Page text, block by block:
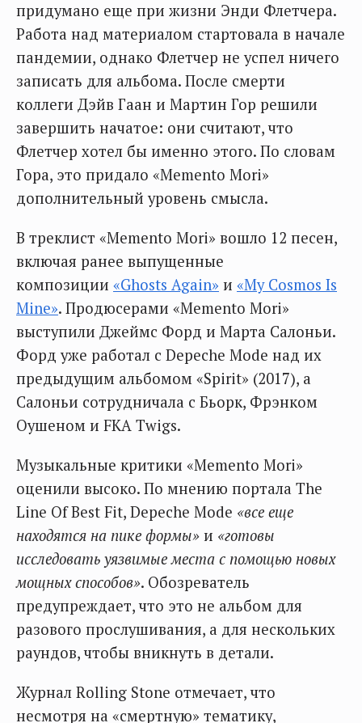
придумано еще при жизни Энди Флетчера.
Работа над материалом стартовала в начале
пандемии, однако Флетчер не успел ничего
записать для альбома. После смерти
коллеги Дэйв Гаан и Мартин Гор решили
завершить начатое: они считают, что
Флетчер хотел бы именно этого. По словам
Гора, это придало «Memento Mori»
дополнительный уровень смысла.
В треклист «Memento Mori» вошло 12 песен,
включая ранее выпущенные
композиции «Ghosts Again» и «My Cosmos Is
Mine». Продюсерами «Memento Mori»
выступили Джеймс Форд и Марта Салоньи.
Форд уже работал с Depeche Mode над их
предыдущим альбомом «Spirit» (2017), а
Салоньи сотрудничала с Бьорк, Фрэнком
Оушеном и FKA Twigs.
Музыкальные критики «Memento Mori»
оценили высоко. По мнению портала The
Line Of Best Fit, Depeche Mode «все еще
находятся на пике формы» и «готовы
исследовать уязвимые места с помощью новых
мощных способов». Обозреватель
предупреждает, что это не альбом для
разового прослушивания, а для нескольких
раундов, чтобы вникнуть в детали.
Журнал Rolling Stone отмечает, что
несмотря на «смертную» тематику,